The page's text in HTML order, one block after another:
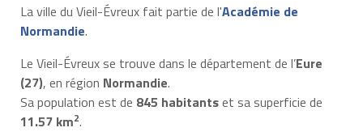
La ville du Vieil-Évreux fait partie de l'Académie de
Normandie.
Le Vieil-Évreux se trouve dans le département de l’Eure
(27), en région Normandie.
Sa population est de 845 habitantset sa superficie de
11.57 km2.